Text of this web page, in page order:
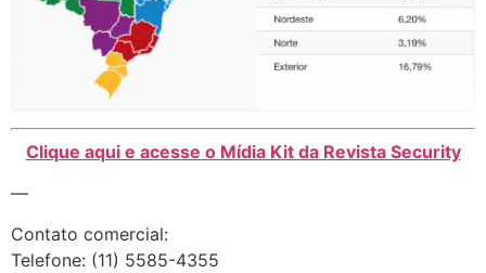
Clique aqui e acesse o Mídia Kit da Revista Security
—
Contato comercial:
Telefone: (11) 5585-4355